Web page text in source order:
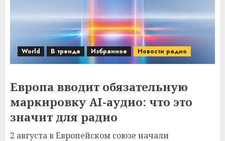
World В тренде Избранное Новости радио
Европа вводит обязательную
маркировку AI-аудио: что это
значит для радио
2 августа в Европейском союзе начали